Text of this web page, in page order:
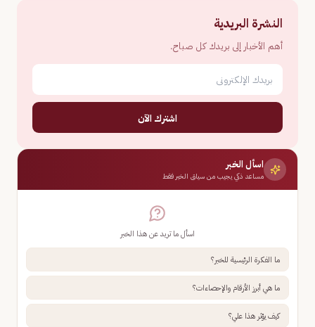
النشرة البريدية
أهم الأخبار إلى بريدك كل صباح.
اشترك الآن
اسأل الخبر
مساعد ذكي يجيب من سياق الخبر فقط
اسأل ما تريد عن هذا الخبر
ما الفكرة الرئيسية للخبر؟
ما هي أبرز الأرقام والإحصاءات؟
كيف يؤثر هذا علي؟